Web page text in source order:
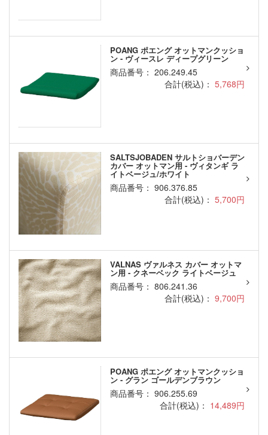
POANG ポエング オットマンクッショ
ン - ヴィースレ ディープグリーン
商品番号： 206.249.45
合計(税込)： 5,768円
SALTSJOBADEN サルトショバーデン
カバー オットマン用 - ヴィタンギ ラ
イトベージュ/ホワイト
商品番号： 906.376.85
合計(税込)： 5,700円
VALNAS ヴァルネス カバー オットマ
ン用 - クネーベック ライトベージュ
商品番号： 806.241.36
合計(税込)： 9,700円
POANG ポエング オットマンクッショ
ン - グラン ゴールデンブラウン
商品番号： 906.255.69
合計(税込)： 14,489円